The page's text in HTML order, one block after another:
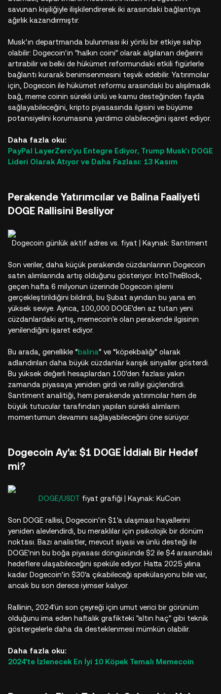
savunan kişiliğiyle ilişkilendirerek iki arasındaki bağlantıya
ağırlık kazandırmıştır.
Musk'ın departmanda bulunması iki yönlü bir etkiye sahip
olabilir: Dogecoin'in "halkın coini" olarak algılanan değerini
artırabilir ve belki de hükümet reformundaki etkili figürlerle
bağlantı kurarak benimsenmesini teşvik edebilir. Yatırımcılar
için, Dogecoin ile hükümet reformu arasındaki bu alışılmadık
bağ, meme coinin sürekli ünlü ve kamu desteğinden fayda
sağlayabileceğini, kripto piyasasında ilgisini ve büyüme
potansiyelini korumasına yardımcı olabileceğini işaret ediyor.
Daha fazla oku:
PayPal LayerZero'yu Entegre Ediyor, Trump Musk'ı DOGE
Lideri Olarak Atıyor ve Daha Fazlası: 13 Kasım
Perakende Yatırımcılar ve Balina Faaliyeti
DOGE Rallisini Besliyor
Dogecoin günlük aktif adres vs. fiyat | Kaynak: Santiment
Son veriler, daha küçük perakende cüzdanlarının Dogecoin
satın alımlarında artış olduğunu gösteriyor. IntoTheBlock,
geçen hafta 6 milyonun üzerinde Dogecoin işlemi
gerçekleştirildiğini bildirdi, bu Şubat ayından bu yana en
yüksek seviye. Ayrıca, 100,000 DOGE'den az tutan yeni
cüzdanlardaki artış, memecoin'e olan perakende ilgisinin
yenilendiğini işaret ediyor.
Bu arada, genellikle “balina” ve “köpekbalığı” olarak
adlandırılan daha büyük cüzdanlar karışık sinyaller gösterdi.
Bu yüksek değerli hesaplardan 100'den fazlası yakın
zamanda piyasaya yeniden girdi ve ralliyi güçlendirdi.
Santiment analitiği, hem perakende yatırımcılar hem de
büyük tutucular tarafından yapılan sürekli alımların
momentumun devamını sağlayabileceğini öne sürüyor.
Dogecoin Ay'a: $1 DOGE İddialı Bir Hedef
mi?
DOGE/USDT fiyat grafiği | Kaynak: KuCoin
Son DOGE rallisi, Dogecoin'in $1'a ulaşması hayallerini
yeniden alevlendirdi, bu meraklılar için psikolojik bir dönüm
noktası. Bazı analistler, mevcut siyasi ve ünlü desteği ile
DOGE'nin bu boğa piyasası döngüsünde $2 ile $4 arasındaki
hedeflere ulaşabileceğini speküle ediyor. Hatta 2025 yılına
kadar Dogecoin'in $30'a çıkabileceği spekülasyonu bile var,
ancak bu son derece iyimser kalıyor.
Rallinin, 2024'ün son çeyreği için umut verici bir görünüm
olduğunu ima eden haftalık grafikteki "altın haç" gibi teknik
göstergelerle daha da desteklenmesi mümkün olabilir.
Daha fazla oku:
2024'te İzlenecek En İyi 10 Köpek Temalı Memecoin